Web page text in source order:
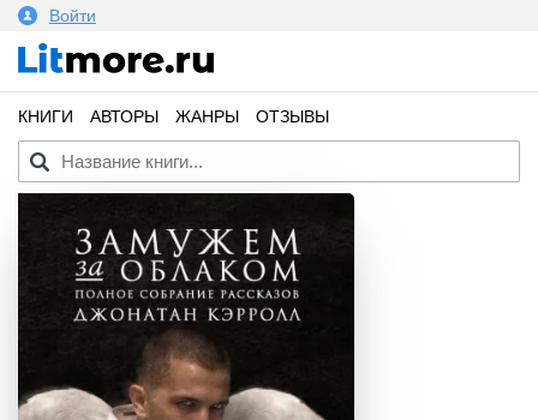
Войти
КНИГИ АВТОРЫ ЖАНРЫ ОТЗЫВЫ